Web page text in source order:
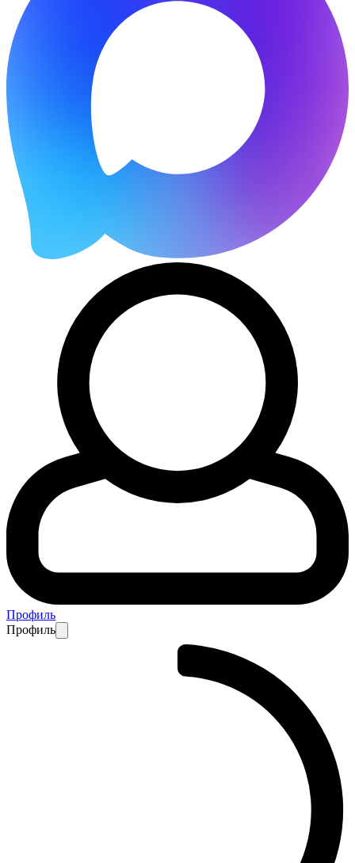
Профиль
Профиль